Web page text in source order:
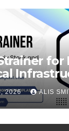
2026 ALIS